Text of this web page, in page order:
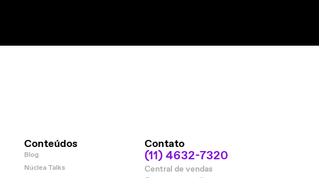
Conteúdos
Blog
Núclea Talks
Contato
(11) 4632-7320
Central de vendas